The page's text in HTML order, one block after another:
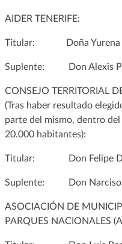
AIDER TENERIFE:
Titular: Doña Yurena
Suplente: Don Alexis
CONSEJO TERRITORIAL
(Tras haber resultado
parte del mismo, dentro
20.000 habitantes):
Titular: Don Felipe
Suplente: Don Narciso
ASOCIACIÓN DE
PARQUES NACIONALES